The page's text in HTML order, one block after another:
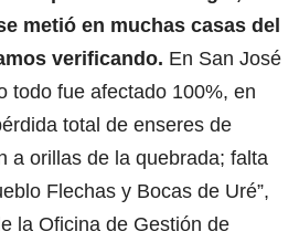
metió en muchas casas del
verificando. En San José
todo fue afectado 100%, en
total de enseres de
a orillas de la quebrada; falta
Flechas y Bocas de Uré”,
la Oficina de Gestión de